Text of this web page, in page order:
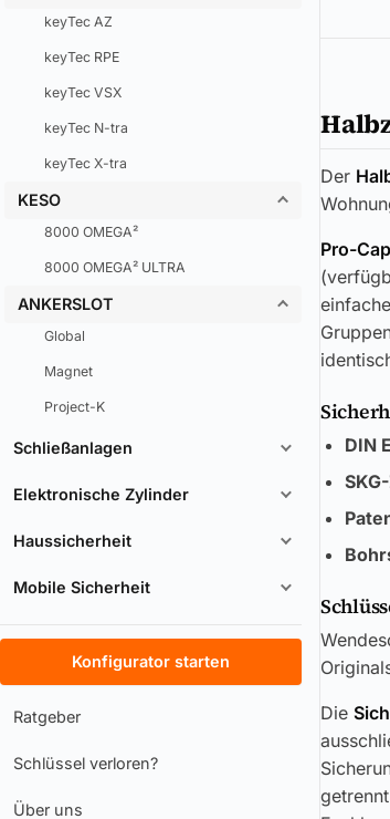
keyTec AZ
keyTec RPE
keyTec VSX
keyTec N-tra
keyTec X-tra
KESO
8000 OMEGA²
8000 OMEGA² ULTRA
ANKERSLOT
Global
Magnet
Project-K
Schließanlagen
Elektronische Zylinder
Haussicherheit
Mobile Sicherheit
Konfigurator starten
Ratgeber
Schlüssel verloren?
Über uns
Der
Pro-
DIN
Die